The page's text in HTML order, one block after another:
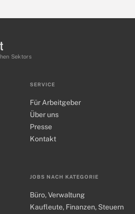
Sektors
JOBS NACH KATEGORIE
Büro, Verwaltung
Kaufleute, Finanzen, Steuern
SERVICE
Für Arbeitgeber
Über uns
Presse
Kontakt